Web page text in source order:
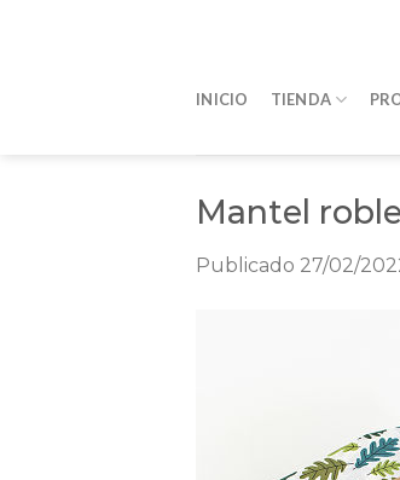
INICIO TIENDA
Mantel
Publicado 27/02/